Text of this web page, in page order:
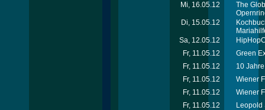
Mi, 16.05.12
The
Di, 15.05.12
Sa, 12.05.12
Fr, 11.05.12
Green
Fr, 11.05.12
10
Fr, 11.05.12
Wiener
Fr, 11.05.12
Wiener
Fr, 11.05.12
Leopold